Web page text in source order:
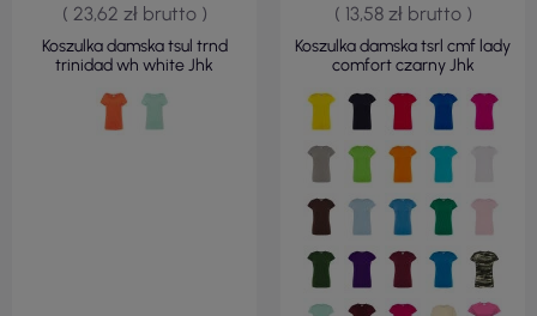
( 23,62 zł brutto )
Koszulka damska tsul trnd
trinidad wh white Jhk
( 13,58 zł brutto )
Koszulka damska tsrl cmf lady
comfort czarny Jhk